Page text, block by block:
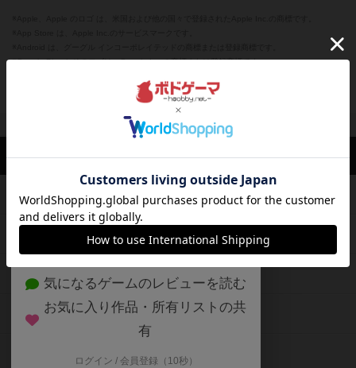
※Google Play とそのロゴは、Google Inc.の商標または登録商標です。
ボドとも一覧 kaz マイボードゲーム
閉じる
ボードゲームのプレイ履歴を記録し
て、
自分のデータを管理しませんか？
約75,000人がボドゲーマを利用中！
気になるゲームのレビューを読む
お気に入り作品・所有リストの共
有
ログイン / 会員登録（10秒）
ボドゲーマTOP
ボードゲームを検索する
ボードゲームの新着レビュー
ボードゲーム会情報
メカニクス特集
掲示板・トピックス